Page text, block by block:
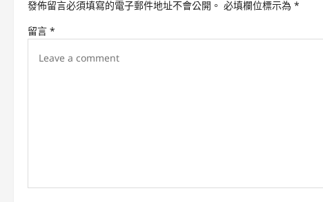
v
i
發佈留言必須填寫的電子郵件地址不會公開。 必填欄位標示為 *
留言 *